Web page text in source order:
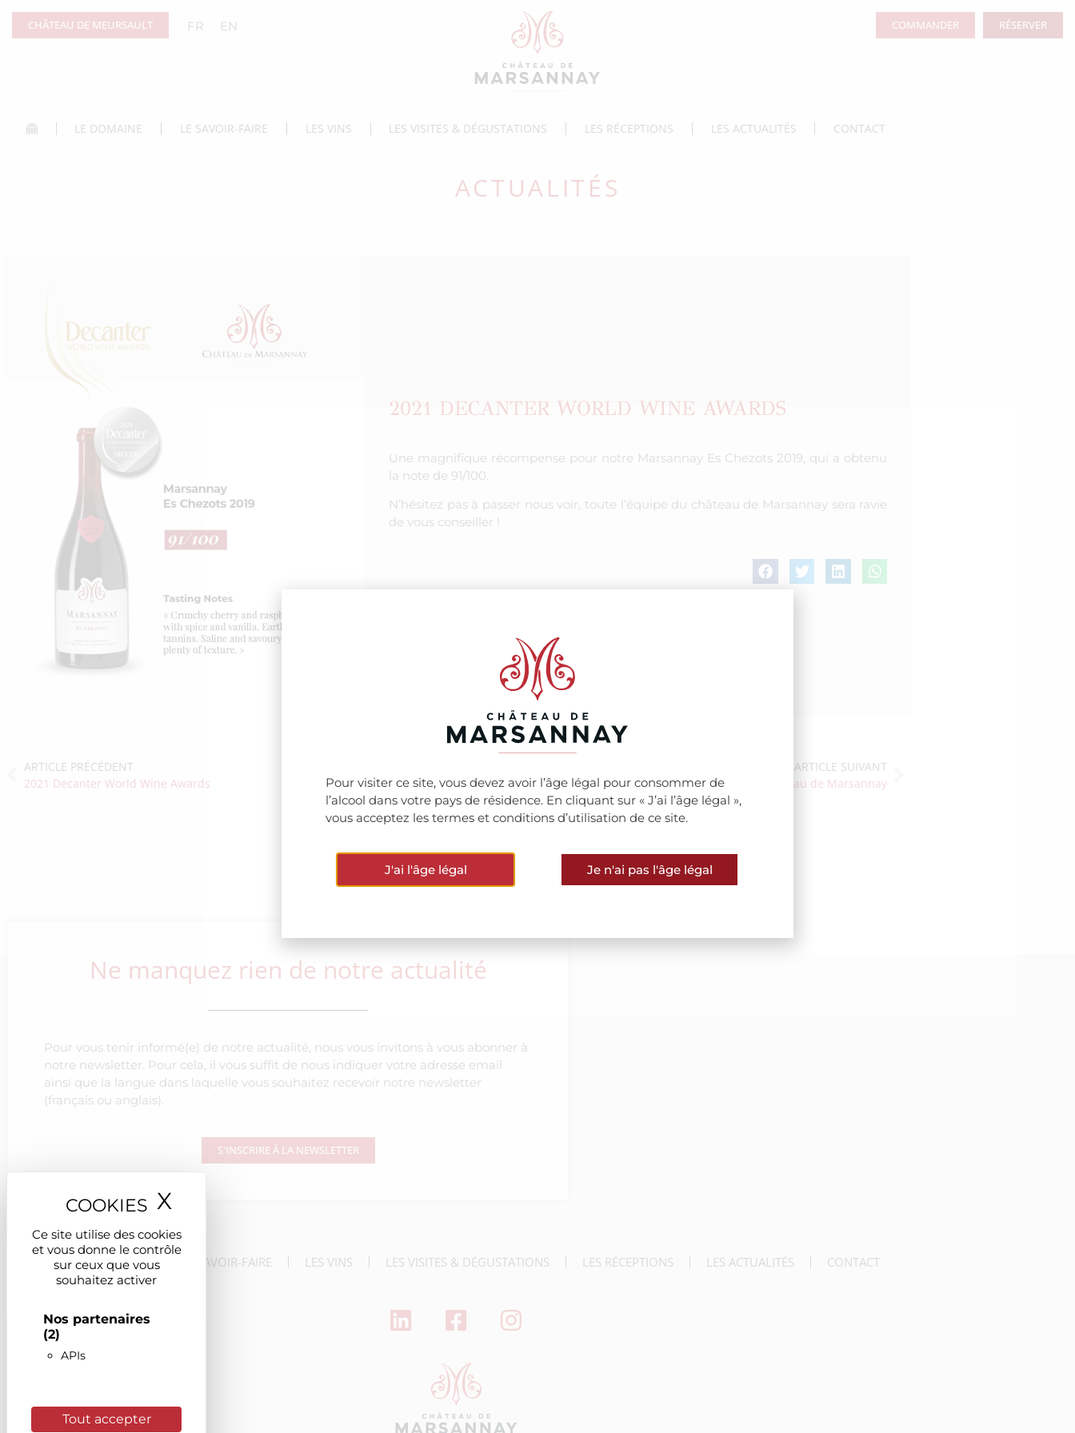
Panneau de gestion des cookies
Ce site utilise des cookies
et vous donne le contrôle
sur ceux que vous
souhaitez activer
Nos partenaires
(2)
APIs
Tout accepter
X
CHÂTEAU DE MEURSAULT FR EN COMMANDER RÉSERVER
LE DOMAINE LE SAVOIR-FAIRE LES VINS LES VISITES & DÉGUSTATIONS LES RÉCEPTIONS LES ACTUALITÉS CONTACT
ACTUALITÉS
2021 DECANTER WORLD WINE AWARDS
Une magnifique récompense pour notre Marsannay Es Chezots 2019, qui a obtenu
la note de 91/100.
N’hésitez pas à passer nous voir, toute l’équipe du château de Marsannay sera ravie
de vous conseiller !
ARTICLE PRÉCÉDENT
2021 Decanter World Wine Awards
ARTICLE SUIVANT
1ère Paulée Vente des Vins au Château de Marsannay
Ne manquez rien de notre actualité
Pour vous tenir informé(e) de notre actualité, nous vous invitons à vous abonner à
notre newsletter. Pour cela, il vous suffit de nous indiquer votre adresse email
ainsi que la langue dans laquelle vous souhaitez recevoir notre newsletter
(français ou anglais).
S'INSCRIRE À LA NEWSLETTER
LE DOMAINE LE SAVOIR-FAIRE LES VINS LES VISITES & DÉGUSTATIONS LES RÉCEPTIONS LES ACTUALITÉS CONTACT
Pour visiter ce site, vous devez avoir l’âge légal pour consommer de
l’alcool dans votre pays de résidence. En cliquant sur « J’ai l’âge légal »,
vous acceptez les termes et conditions d’utilisation de ce site.
J'ai l'âge légal Je n'ai pas l'âge légal